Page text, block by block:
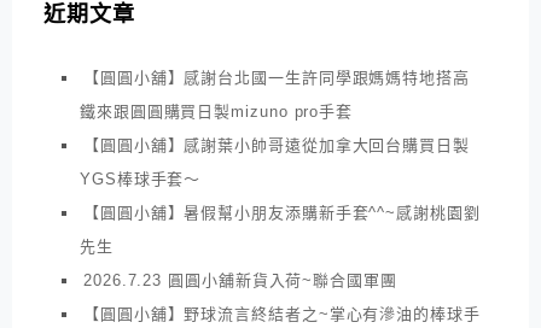
近期文章
【圓圓小舖】感謝台北國一生許同學跟媽媽特地搭高
鐵來跟圓圓購買日製mizuno pro手套
【圓圓小舖】感謝葉小帥哥遠從加拿大回台購買日製
YGS棒球手套～
【圓圓小舖】暑假幫小朋友添購新手套^^~感謝桃園劉
先生
2026.7.23 圓圓小舖新貨入荷~聯合國軍團
【圓圓小舖】野球流言終結者之~掌心有滲油的棒球手